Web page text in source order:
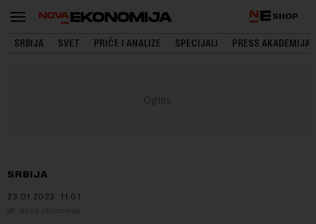
SHOP
SRBIJA SVET PRIČE I ANALIZE SPECIJALI PRESS AKADEMIJA
SRBIJA
23.01.2023. 11:01
Nova ekonomija